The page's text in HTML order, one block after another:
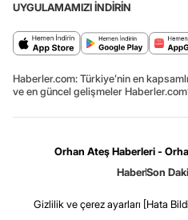
UYGULAMAMIZI İNDİRİN
Haberler.com: Türkiye’nin en
ve en güncel gelişmeler
Orhan Ateş Haberleri -
HaberSon
Gizlilik ve çerez ayarları [Hata